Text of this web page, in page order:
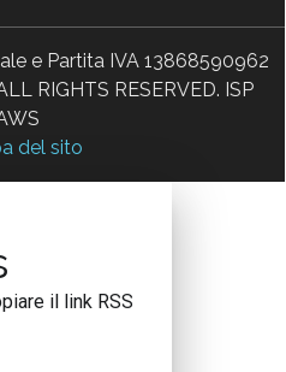
e Partita IVA 13868590962
RIGHTS RESERVED. ISP
del sito
il link RSS